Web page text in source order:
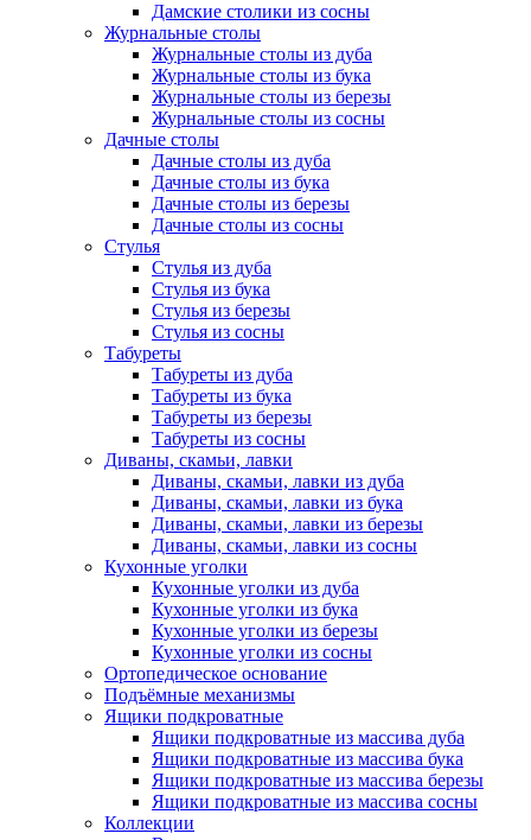
Дамские столики из сосны
Журнальные столы
Журнальные столы из дуба
Журнальные столы из бука
Журнальные столы из березы
Журнальные столы из сосны
Дачные столы
Дачные столы из дуба
Дачные столы из бука
Дачные столы из березы
Дачные столы из сосны
Стулья
Стулья из дуба
Стулья из бука
Стулья из березы
Стулья из сосны
Табуреты
Табуреты из дуба
Табуреты из бука
Табуреты из березы
Табуреты из сосны
Диваны, скамьи, лавки
Диваны, скамьи, лавки из дуба
Диваны, скамьи, лавки из бука
Диваны, скамьи, лавки из березы
Диваны, скамьи, лавки из сосны
Кухонные уголки
Кухонные уголки из дуба
Кухонные уголки из бука
Кухонные уголки из березы
Кухонные уголки из сосны
Ортопедическое основание
Подъёмные механизмы
Ящики подкроватные
Ящики подкроватные из массива дуба
Ящики подкроватные из массива бука
Ящики подкроватные из массива березы
Ящики подкроватные из массива сосны
Коллекции